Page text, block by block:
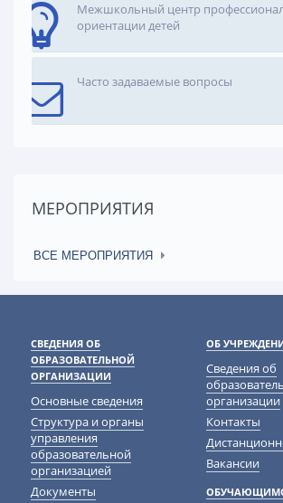
Межшкольный центр
ориентации детей
Часто задаваемые вопросы
МЕРОПРИЯТИЯ
ВСЕ МЕРОПРИЯТИЯ
СВЕДЕНИЯ ОБ
ОБРАЗОВАТЕЛЬНОЙ
ОРГАНИЗАЦИИ
Основные сведения
Структура и органы
управления
образовательной
организацией
Документы
ОБ
Сведения об
организации
Контакты
Вакансии